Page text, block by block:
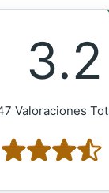
3.2
Valoraciones